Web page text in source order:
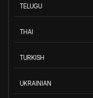
TELUGU
THAI
TURKISH
UKRAINIAN